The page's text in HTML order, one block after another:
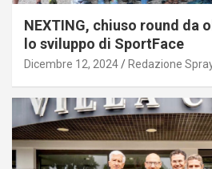
NEXTING, chiuso round da
lo sviluppo di SportFace
Dicembre 12, 2024 Redazione